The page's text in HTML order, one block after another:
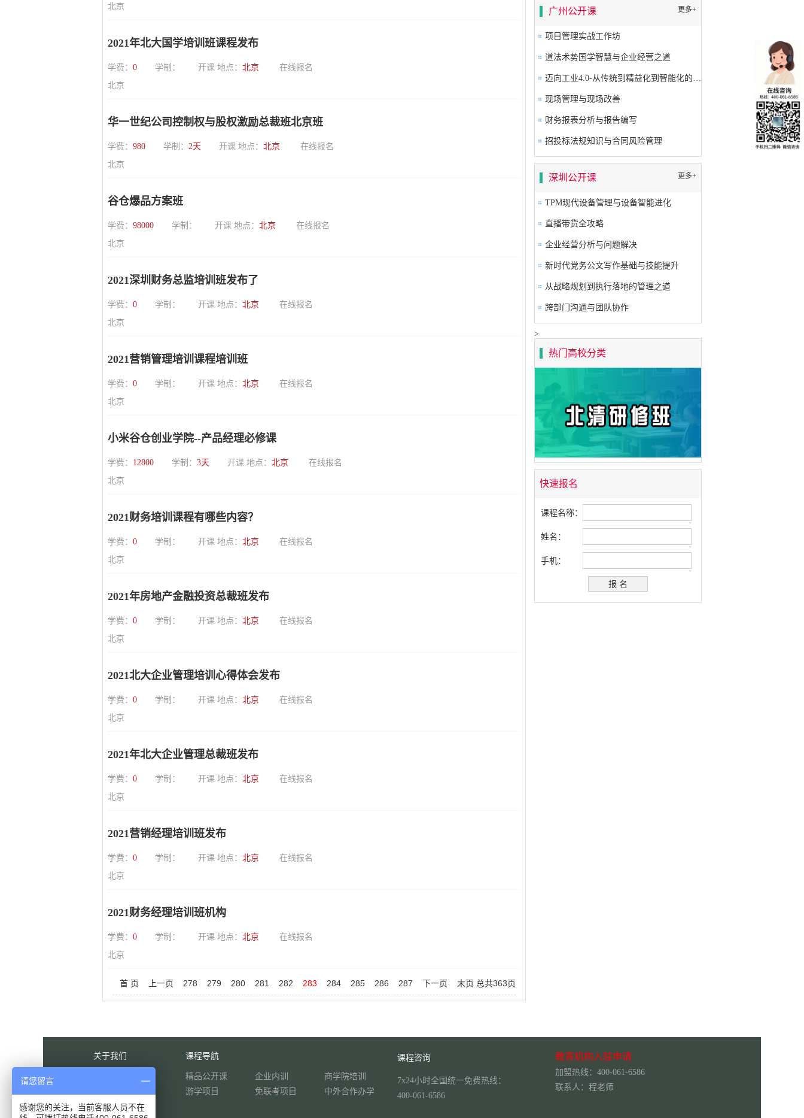
北京
2021年北大国学培训班课程发布
学费： 0 学制： 开课 地点： 北京
在线报名
北京
华一世纪公司控制权与股权激励总裁班北京班
学费： 980 学制： 2天 开课 地点： 北京
在线报名
北京
谷仓爆品方案班
学费： 98000 学制： 开课 地点： 北京
在线报名
北京
2021深圳财务总监培训班发布了
学费： 0 学制： 开课 地点： 北京
在线报名
北京
2021营销管理培训课程培训班
学费： 0 学制： 开课 地点： 北京
在线报名
北京
小米谷仓创业学院--产品经理必修课
学费： 12800 学制： 3天 开课 地点： 北京
在线报名
北京
2021财务培训课程有哪些内容？
学费： 0 学制： 开课 地点： 北京
在线报名
北京
2021年房地产金融投资总裁班发布
学费： 0 学制： 开课 地点： 北京
在线报名
北京
2021北大企业管理培训心得体会发布
学费： 0 学制： 开课 地点： 北京
在线报名
北京
2021年北大企业管理总裁班发布
学费： 0 学制： 开课 地点： 北京
在线报名
北京
2021营销经理培训班发布
学费： 0 学制： 开课 地点： 北京
在线报名
北京
2021财务经理培训班机构
学费： 0 学制： 开课 地点： 北京
在线报名
北京
首 页 上一页 278 279 280 281 282 283 284 285 286 287 下一页 末页 总共363页
广州公开课 更多+
项目管理实战工作坊
道法术势国学智慧与企业经营之道
迈向工业4.0-从传统到精益化到智能化的卓越生产系统构建
现场管理与现场改善
财务报表分析与报告编写
招投标法规知识与合同风险管理
深圳公开课 更多+
TPM现代设备管理与设备智能进化
直播带货全攻略
企业经营分析与问题解决
新时代党务公文写作基础与技能提升
从战略规划到执行落地的管理之道
跨部门沟通与团队协作
>
热门高校分类
快速报名
课程名称：
姓名：
手机：
关于我们
联系我们
课程导航
精品公开课 企业内训
商学院培训
游学项目
免联考项目 中外合作办学
课程咨询
7x24小时全国统一免费热线：
400-061-6586
教育机构入驻申请
加盟热线：400-061-6586
联系人：程老师
请您留言
感谢您的关注，当前客服人员不在